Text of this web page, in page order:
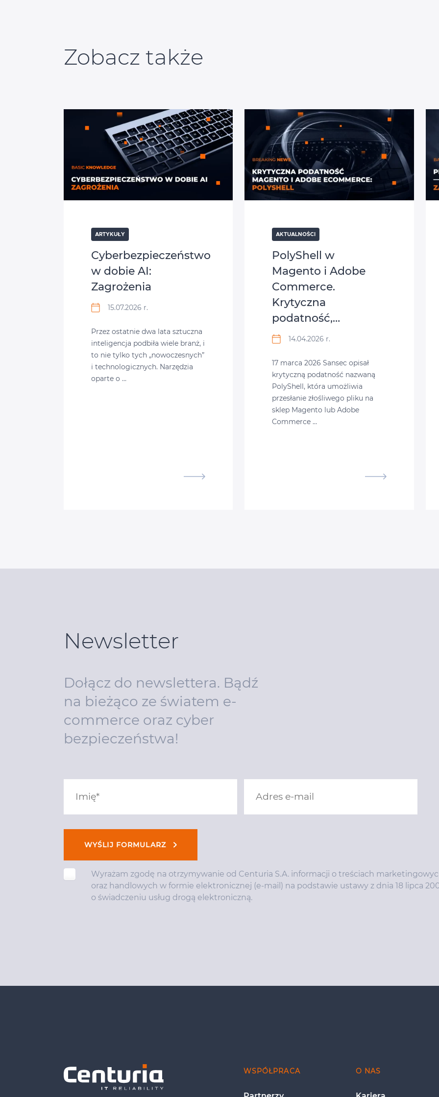
Zobacz także
ARTYKUŁY
Cyberbezpieczeństwo
w dobie AI:
Zagrożenia
15.07.2026 r.
Przez ostatnie dwa lata sztuczna
inteligencja podbiła wiele branż, i
to nie tylko tych „nowoczesnych”
i technologicznych. Narzędzia
oparte o …
AKTUALNOŚCI
PolyShell w
Magento i Adobe
Commerce.
Krytyczna
podatność,…
14.04.2026 r.
17 marca 2026 Sansec opisał
krytyczną podatność nazwaną
PolyShell, która umożliwia
przesłanie złośliwego pliku na
sklep Magento lub Adobe
Commerce …
Newsletter
Dołącz do newslettera. Bądź
na bieżąco ze światem e-
commerce oraz cyber
bezpieczeństwa!
WYŚLIJ FORMULARZ
Wyrażam zgodę na otrzymywanie od Centuria S.A. informacji o treściach
oraz handlowych w formie elektronicznej (e-mail) na podstawie ustawy z dnia 18 lipca
o świadczeniu usług drogą elektroniczną.
WSPÓŁPRACA O NAS